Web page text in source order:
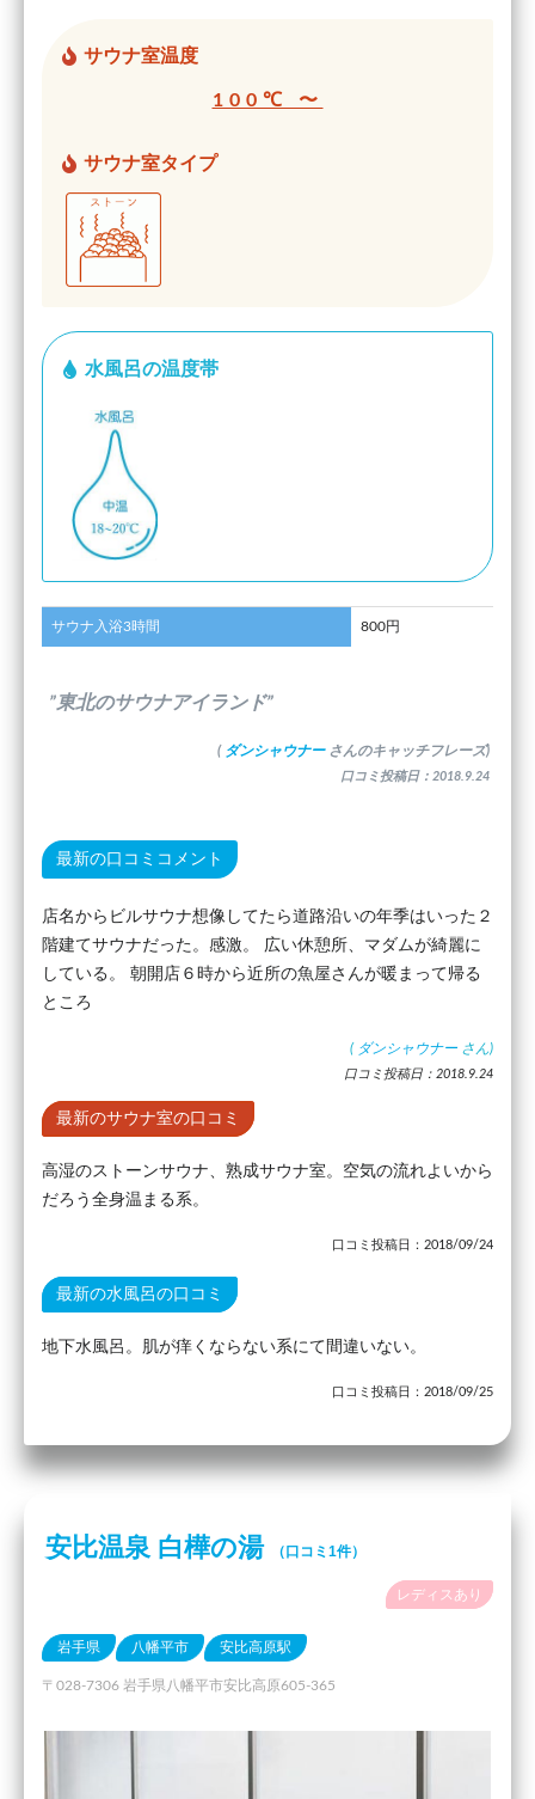
サウナ室温度
100℃ 〜
サウナ室タイプ
水風呂の温度帯
サウナ入浴3時間 800円
”東北のサウナアイランド”
( ダンシャウナー さんのキャッチフレーズ)
口コミ投稿日：2018.9.24
最新の口コミコメント
店名からビルサウナ想像してたら道路沿いの年季はいった２
階建てサウナだった。感激。 広い休憩所、マダムが綺麗に
している。 朝開店６時から近所の魚屋さんが暖まって帰る
ところ
( ダンシャウナー さん)
口コミ投稿日：2018.9.24
最新のサウナ室の口コミ
高湿のストーンサウナ、熟成サウナ室。空気の流れよいから
だろう全身温まる系。
口コミ投稿日：2018/09/24
最新の水風呂の口コミ
地下水風呂。肌が痒くならない系にて間違いない。
口コミ投稿日：2018/09/25
安比温泉 白樺の湯 （口コミ1件）
レディスあり
岩手県 八幡平市 安比高原駅
〒028-7306 岩手県八幡平市安比高原605-365